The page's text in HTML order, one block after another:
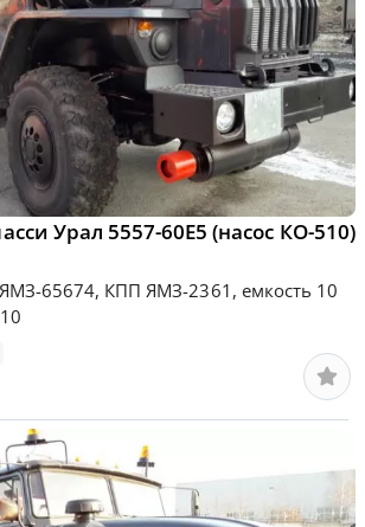
Урал 5557-60Е5 (насос КО-510)
65674, КПП ЯМЗ-2361, емкость 10